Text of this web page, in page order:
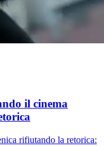
il cinema
rifiutando la retorica: